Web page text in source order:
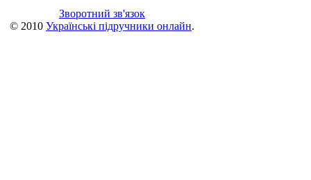
Зворотний зв'язок
© 2010 Українські підручники онлайн.